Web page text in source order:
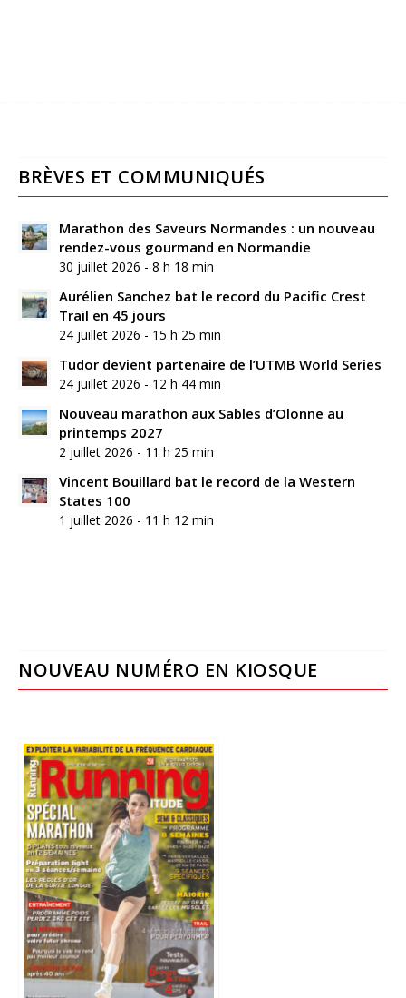
BRÈVES ET COMMUNIQUÉS
Marathon des Saveurs Normandes : un nouveau
rendez-vous gourmand en Normandie
30 juillet 2026 - 8 h 18 min
Aurélien Sanchez bat le record du Pacific Crest
Trail en 45 jours
24 juillet 2026 - 15 h 25 min
Tudor devient partenaire de l’UTMB World Series
24 juillet 2026 - 12 h 44 min
Nouveau marathon aux Sables d’Olonne au
printemps 2027
2 juillet 2026 - 11 h 25 min
Vincent Bouillard bat le record de la Western
States 100
1 juillet 2026 - 11 h 12 min
NOUVEAU NUMÉRO EN KIOSQUE